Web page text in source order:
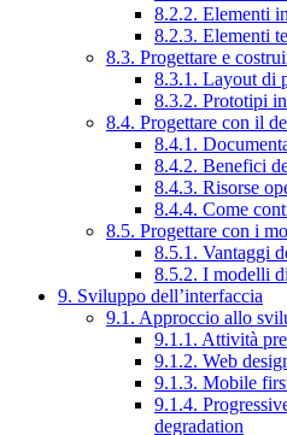
8.2.2. Elementi
8.2.3. Elementi
8.3. Progettare e
8.3.1. Layout di
8.3.2. Prototipi
8.4. Progettare con il
8.4.1.
8.4.2. Benefici
8.4.3. Risorse
8.4.4. Come
8.5. Progettare con i
8.5.1. Vantaggi
8.5.2. I modelli
9. Sviluppo dell’interfaccia
9.1. Approccio allo
9.1.1. Attività
9.1.2. Web
9.1.3. Mobile
9.1.4.
degradation